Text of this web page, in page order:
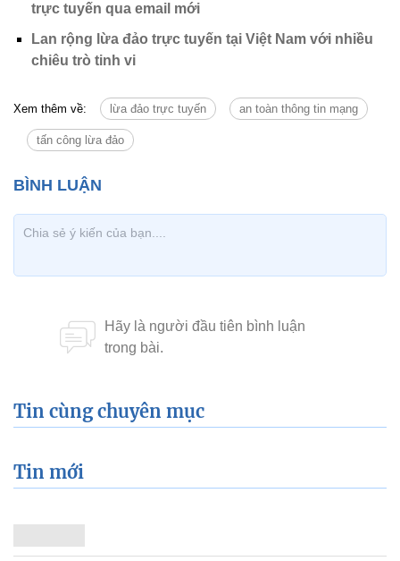
trực tuyến qua email mới
Lan rộng lừa đảo trực tuyến tại Việt Nam với nhiều
chiêu trò tinh vi
Xem thêm về: lừa đảo trực tuyến an toàn thông tin mạng
tấn công lừa đảo
Tin cùng chuyên mục
Tin mới